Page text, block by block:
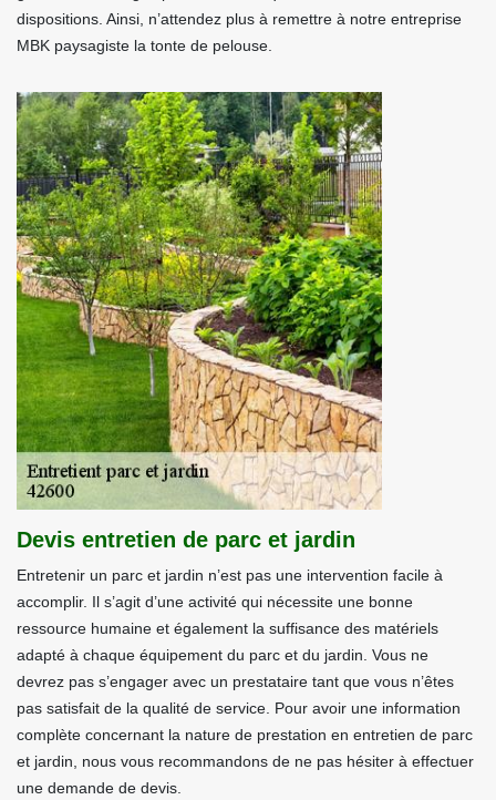
dispositions. Ainsi, n’attendez plus à remettre à notre entreprise
MBK paysagiste la tonte de pelouse.
Devis entretien de parc et jardin
Entretenir un parc et jardin n’est pas une intervention facile à
accomplir. Il s’agit d’une activité qui nécessite une bonne
ressource humaine et également la suffisance des matériels
adapté à chaque équipement du parc et du jardin. Vous ne
devrez pas s’engager avec un prestataire tant que vous n’êtes
pas satisfait de la qualité de service. Pour avoir une information
complète concernant la nature de prestation en entretien de parc
et jardin, nous vous recommandons de ne pas hésiter à effectuer
une demande de devis.